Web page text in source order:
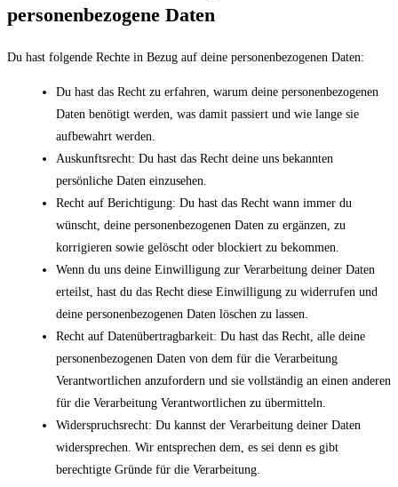
personenbezogene Daten
Du hast folgende Rechte in Bezug auf deine personenbezogenen Daten:
Du hast das Recht zu erfahren, warum deine personenbezogenen
Daten benötigt werden, was damit passiert und wie lange sie
aufbewahrt werden.
Auskunftsrecht: Du hast das Recht deine uns bekannten
persönliche Daten einzusehen.
Recht auf Berichtigung: Du hast das Recht wann immer du
wünscht, deine personenbezogenen Daten zu ergänzen, zu
korrigieren sowie gelöscht oder blockiert zu bekommen.
Wenn du uns deine Einwilligung zur Verarbeitung deiner Daten
erteilst, hast du das Recht diese Einwilligung zu widerrufen und
deine personenbezogenen Daten löschen zu lassen.
Recht auf Datenübertragbarkeit: Du hast das Recht, alle deine
personenbezogenen Daten von dem für die Verarbeitung
Verantwortlichen anzufordern und sie vollständig an einen anderen
für die Verarbeitung Verantwortlichen zu übermitteln.
Widerspruchsrecht: Du kannst der Verarbeitung deiner Daten
widersprechen. Wir entsprechen dem, es sei denn es gibt
berechtigte Gründe für die Verarbeitung.